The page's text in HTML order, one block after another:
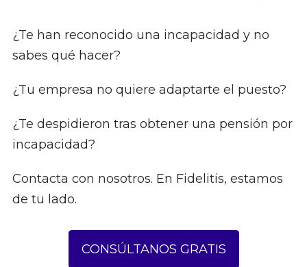
¿Te han reconocido una incapacidad y no
sabes qué hacer?
¿Tu empresa no quiere adaptarte el puesto?
¿Te despidieron tras obtener una pensión por
incapacidad?
Contacta con nosotros. En Fidelitis, estamos
de tu lado.
CONSÚLTANOS GRATIS